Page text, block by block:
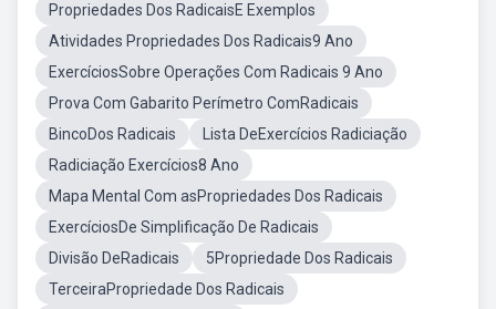
Propriedades Dos RadicaisE Exemplos
Atividades Propriedades Dos Radicais9 Ano
ExercíciosSobre Operações Com Radicais 9 Ano
Prova Com Gabarito Perímetro ComRadicais
BincoDos Radicais
Lista DeExercícios Radiciação
Radiciação Exercícios8 Ano
Mapa Mental Com asPropriedades Dos Radicais
ExercíciosDe Simplificação De Radicais
Divisão DeRadicais
5Propriedade Dos Radicais
TerceiraPropriedade Dos Radicais